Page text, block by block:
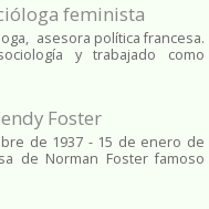
feminista
asesora política francesa.
y trabajado como
Foster
de 1937 - 15 de enero de
de Norman Foster famoso